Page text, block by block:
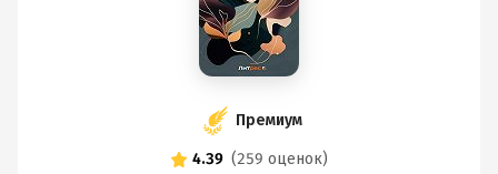
Премиум
4.39 (259 оценок)